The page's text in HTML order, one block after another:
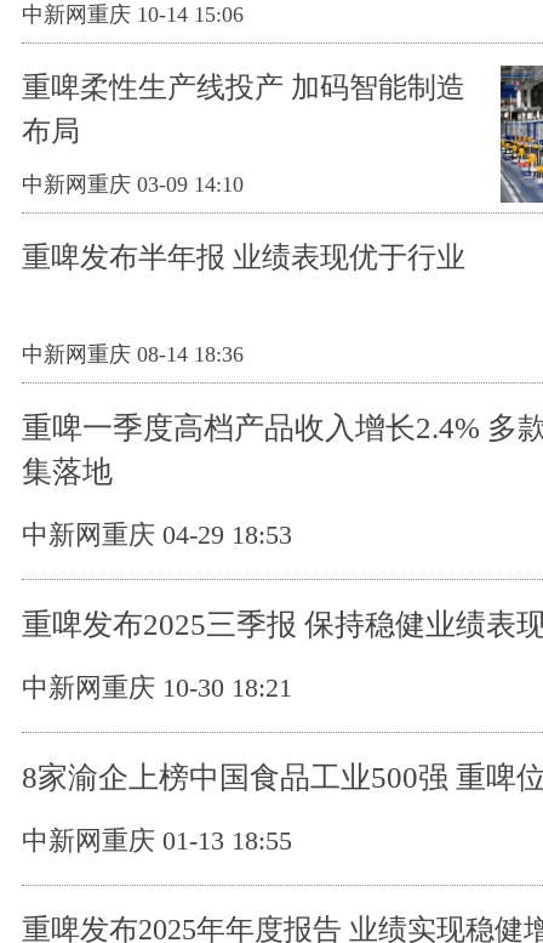
中新网重庆 10-14 15:06
重啤柔性生产线投产 加码智能制造
布局
中新网重庆 03-09 14:10
重啤发布半年报 业绩表现优于行业
中新网重庆 08-14 18:36
重啤一季度高档产品收入增长2.4% 多
集落地
中新网重庆 04-29 18:53
重啤发布2025三季报 保持稳健业绩表
中新网重庆 10-30 18:21
8家渝企上榜中国食品工业500强 重啤
中新网重庆 01-13 18:55
重啤发布2025年年度报告 业绩实现稳健